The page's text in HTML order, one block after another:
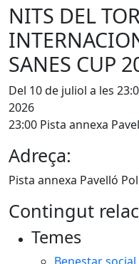
NITS DEL
SANES CUP
Del 10 de juliol a les
2026
23:00 Pista annexa
Adreça:
Pista annexa Pavelló
Contingut
Temes